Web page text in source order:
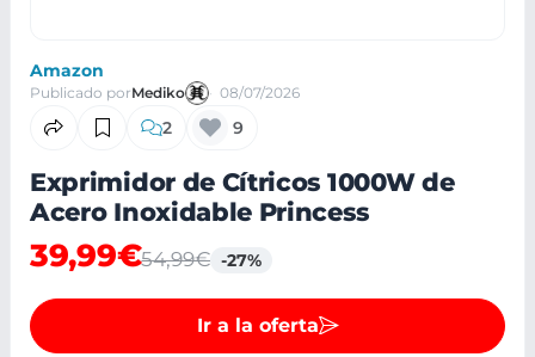
Amazon
Publicado porMediko 08/07/2026
2 9
Exprimidor de Cítricos 1000W de
Acero Inoxidable Princess
39,99€54,99€ -27%
Ir a la oferta